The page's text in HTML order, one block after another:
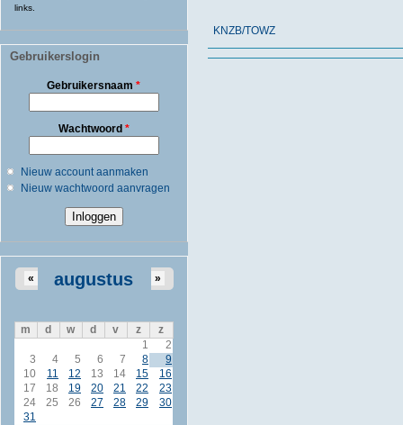
links.
Gebruikerslogin
Gebruikersnaam*
Wachtwoord *
Nieuw account aanmaken
Nieuw wachtwoord aanvragen
augustus
« »
m d w d v z
z
1
2
3
4 5 6 7 8
9
10
11 12 13 14 15
16
17
18 19 20 21 22
23
24
25 26 27 28 29
30
31
KNZB/TOWZ